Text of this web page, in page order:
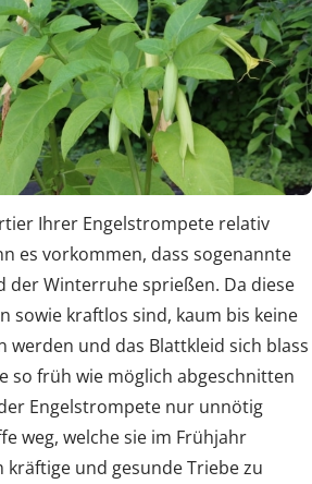
Ihrer Engelstrompete relativ
es vorkommen, dass sogenannte
der Winterruhe sprießen. Da diese
sowie kraftlos sind, kaum bis keine
werden und das Blattkleid sich blass
so früh wie möglich abgeschnitten
Engelstrompete nur unnötig
weg, welche sie im Frühjahr
und gesunde Triebe zu